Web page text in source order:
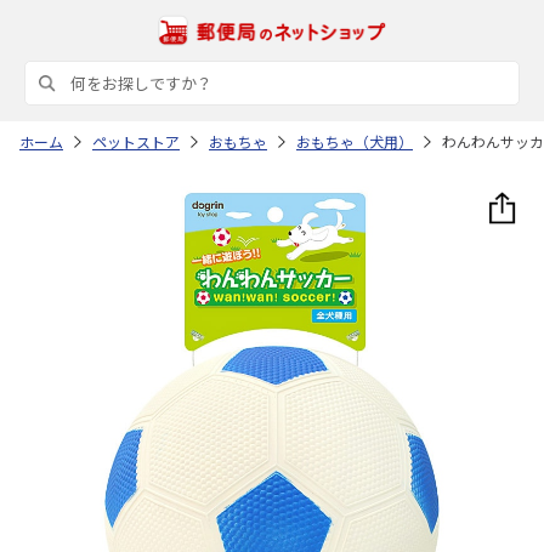
ホーム ペットストア おもちゃ おもちゃ（犬用） わんわんサッ